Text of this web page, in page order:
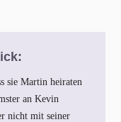
sie Martin heiraten
an Kevin
nicht mit seiner